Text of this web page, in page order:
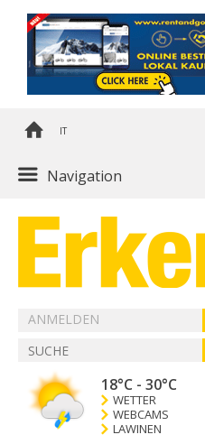
IT
Navigation
ANMELDEN
18°C - 30°C
WETTER
WEBCAMS
LAWINEN